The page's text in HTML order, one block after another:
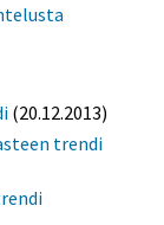
(20.12.2013)
trendi